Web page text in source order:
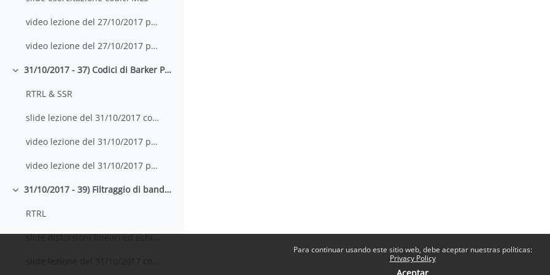
Para continuar usando este sitio web, debe aceptar nuestras políticas:
Privacy Policy
video lezione del 27/10/2017 parte 1
video lezione del 27/10/2017 parte 2
Colapsar 31/10/2017 - 37) Codici di Barker Polifase Frank , P3 e P4, 38) Autocorrelazione periodica e codici con ACF ideale
RTRL & SSR
slide lezione del 31/10/2017 con appunti
video lezione del 31/10/2017 parte 1
video lezione del 31/10/2017 parte 2
Colapsar 31/10/2017 - 39) Filtraggio di banda e distorsioni lineari, echi appaiati , 40) requisiti sulle distorsioni lineari e uso della teoria degli echi appaiati
RTRL
slide distorsioni lineari ed echi appaiati